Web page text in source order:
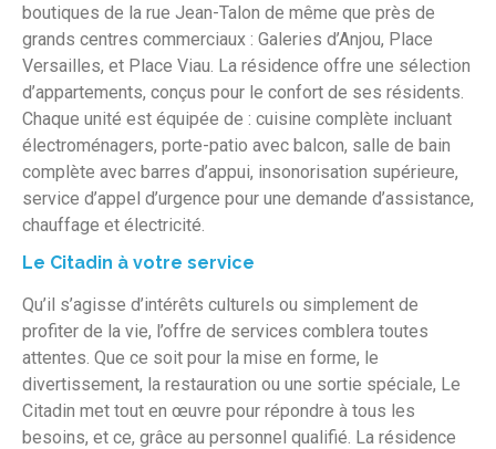
boutiques de la rue Jean-Talon de même que près de
grands centres commerciaux : Galeries d’Anjou, Place
Versailles, et Place Viau. La résidence offre une sélection
d’appartements, conçus pour le confort de ses résidents.
Chaque unité est équipée de : cuisine complète incluant
électroménagers, porte-patio avec balcon, salle de bain
complète avec barres d’appui, insonorisation supérieure,
service d’appel d’urgence pour une demande d’assistance,
chauffage et électricité.
Le Citadin à votre service
Qu’il s’agisse d’intérêts culturels ou simplement de
profiter de la vie, l’offre de services comblera toutes
attentes. Que ce soit pour la mise en forme, le
divertissement, la restauration ou une sortie spéciale, Le
Citadin met tout en œuvre pour répondre à tous les
besoins, et ce, grâce au personnel qualifié. La résidence